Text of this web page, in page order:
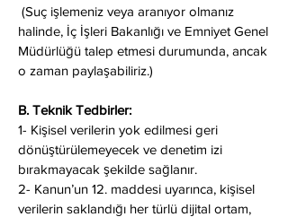
(Suç işlemeniz veya aranıyor olmanız
halinde, İç İşleri Bakanlığı ve Emniyet Genel
Müdürlüğü talep etmesi durumunda, ancak
o zaman paylaşabiliriz.)
B. Teknik Tedbirler:
1- Kişisel verilerin yok edilmesi geri
dönüştürülemeyecek ve denetim izi
bırakmayacak şekilde sağlanır.
2- Kanun’un 12. maddesi uyarınca, kişisel
verilerin saklandığı her türlü dijital ortam,